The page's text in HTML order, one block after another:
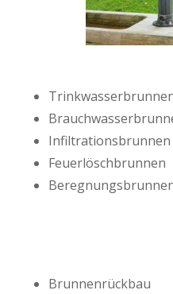
Infiltrationsbrunnen
Feuerlöschbrunnen
Brunnenrückbau